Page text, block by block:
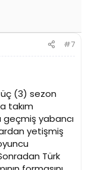
#7
(3) sezon
takım
geçmiş yabancı
yetişmiş
Türk